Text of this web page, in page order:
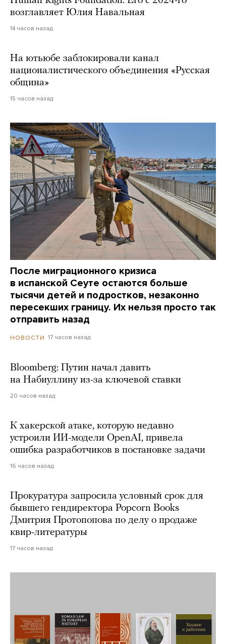
возглавляет Юлия Навальная
14 часов назад
На ютьюбе заблокировали канал
националистического объединения «Русская
община»
15 часов назад
После миграционного кризиса
в испанской Сеуте остаются больше
тысячи детей и подростков, незаконно
пересекших границу. Их нельзя просто так
отправить назад
НОВОСТИ 17 часов назад
Bloomberg: Путин начал давить
на Набиуллину из-за ключевой ставки
20 часов назад
К хакерской атаке, которую недавно
устроили ИИ-модели OpenAI, привела
ошибка разработчиков в постановке задачи
16 часов назад
Прокуратура запросила условный срок для
бывшего гендиректора Popcorn Books
Дмитрия Протопопова по делу о продаже
квир-литературы
17 часов назад